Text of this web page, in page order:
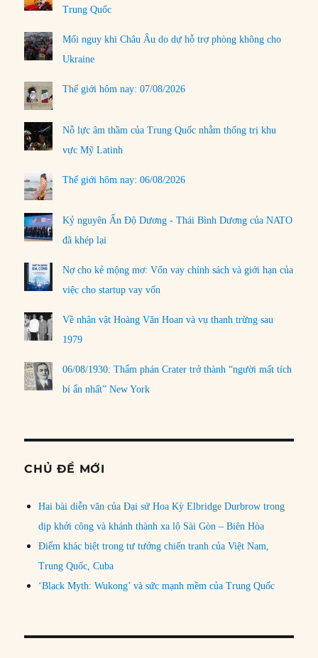
Trung Quốc
Mối nguy khi Châu Âu do dự hỗ trợ phòng không cho
Ukraine
Thế giới hôm nay: 07/08/2026
Nỗ lực âm thầm của Trung Quốc nhằm thống trị khu
vực Mỹ Latinh
Thế giới hôm nay: 06/08/2026
Kỷ nguyên Ấn Độ Dương - Thái Bình Dương của NATO
đã khép lại
Nợ cho kẻ mộng mơ: Vốn vay chính sách và giới hạn của
việc cho startup vay vốn
Về nhân vật Hoàng Văn Hoan và vụ thanh trừng sau
1979
06/08/1930: Thẩm phán Crater trở thành “người mất tích
bí ẩn nhất” New York
CHỦ ĐỀ MỚI
Hai bài diễn văn của Đại sứ Hoa Kỳ Elbridge Durbrow trong
dịp khởi công và khánh thành xa lộ Sài Gòn – Biên Hòa
Điểm khác biệt trong tư tưởng chiến tranh của Việt Nam,
Trung Quốc, Cuba
‘Black Myth: Wukong’ và sức mạnh mềm của Trung Quốc